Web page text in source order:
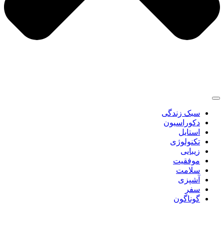
سبک زندگی
دکوراسیون
استایل
تکنولوژی
زیبایی
موفقیت
سلامت
آشپزی
سفر
گوناگون